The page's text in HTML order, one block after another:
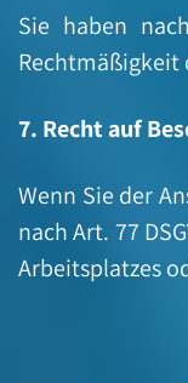
Sie haben
Rechtmäßigkeit
7. Recht auf
Wenn Sie der
nach Art. 77
Arbeitsplatzes